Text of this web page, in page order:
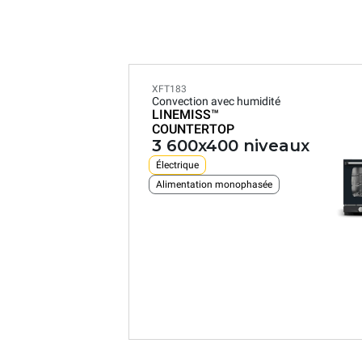
XFT183
Convection avec humidité
LINEMISS™
COUNTERTOP
3 600x400 niveaux
Électrique
Alimentation monophasée